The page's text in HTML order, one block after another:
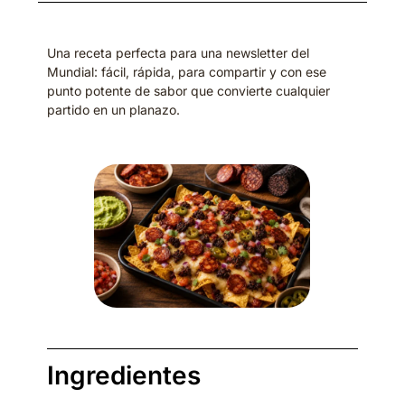
Una receta perfecta para una newsletter del
Mundial: fácil, rápida, para compartir y con ese
punto potente de sabor que convierte cualquier
partido en un planazo.
Ingredientes